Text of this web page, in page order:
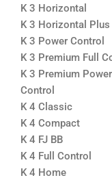
K 3 Horizontal
K 3 Horizontal Plus
K 3 Power Control
K 3 Premium Full
K 3 Premium Power
Control
K 4 Classic
K 4 Compact
K 4 FJ BB
K 4 Full Control
K 4 Home